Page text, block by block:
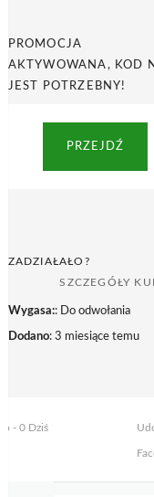
PROMOCJA
AKTYWOWANA, KOD
JEST POTRZEBNY!
PRZEJDŹ
ZADZIAŁAŁO?
SZCZEGÓŁY
Wygasa:: Do odwołania
Dodano: 3 miesiące temu
- 0 Dziś